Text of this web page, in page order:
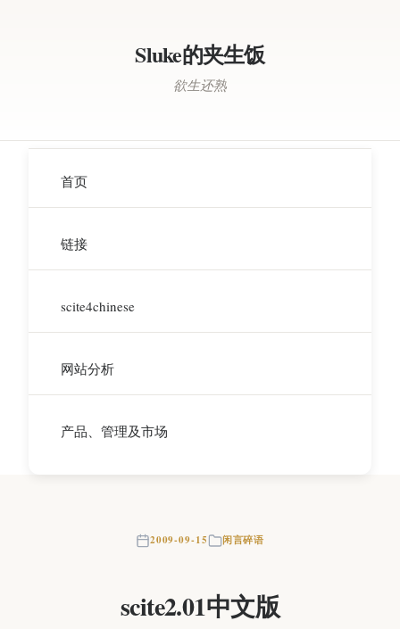
Sluke的夹生饭
欲生还熟
首页
链接
scite4chinese
网站分析
产品、管理及市场
2009-09-15 闲言碎语
scite2.01中文版